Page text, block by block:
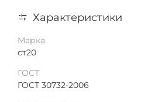
Характеристики
Марка
ст20
ГОСТ
ГОСТ 30732-2006